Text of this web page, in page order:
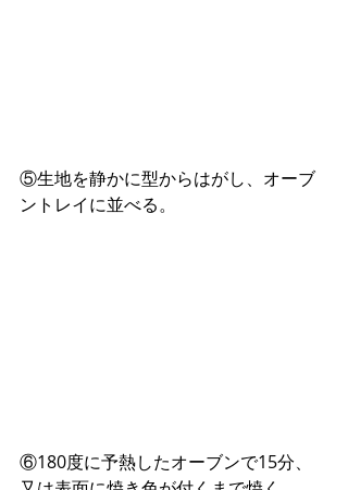
⑤生地を静かに型からはがし、オーブ
ントレイに並べる。
⑥180度に予熱したオーブンで15分、